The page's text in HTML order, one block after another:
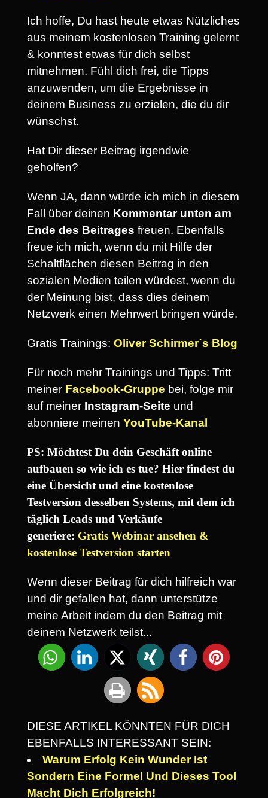
Ich hoffe, Du hast heute etwas Nützliches
aus meinem kostenlosen Training gelernt
& konntest etwas für dich selbst
mitnehmen. Fühl dich frei, die Tipps
anzuwenden, um die Ergebnisse in
deinem Business zu erzielen, die du dir
wünschst.
Hat Dir dieser Beitrag irgendwie
geholfen?
Wenn JA, dann würde ich mich in diesem
Fall über deinen Kommentar unten am
Ende des Beitrages freuen. Ebenfalls
freue ich mich, wenn du mit Hilfe der
Schaltflächen diesen Beitrag in den
sozialen Medien teilen würdest, wenn du
der Meinung bist, dass dies deinem
Netzwerk einen Mehrwert bringen würde.
Gratis Trainings: Oliver Schirmer`s Blog
Für noch mehr Trainings und Tipps: Tritt
meiner Facebook-Gruppe bei, folge mir
auf meiner Instagram-Seite und
abonniere meinen YouTube-Kanal
PS: Möchtest Du dein Geschäft online
aufbauen so wie ich es tue? Hier findest du
eine Übersicht und eine kostenlose
Testversion desselben Systems, mit dem ich
täglich Leads und Verkäufe
generiere: Gratis Webinar ansehen &
kostenlose Testversion starten
Wenn dieser Beitrag für dich hilfreich war
und dir gefallen hat, dann unterstütze
meine Arbeit indem du den Beitrag mit
deinem Netzwerk teilst...
DIESE ARTIKEL KÖNNTEN FÜR DICH
EBENFALLS INTERESSANT SEIN:
Warum Erfolg Kein Wunder Ist
Sondern Eine Formel Und Dieses Tool
Macht Dich Erfolgreich!